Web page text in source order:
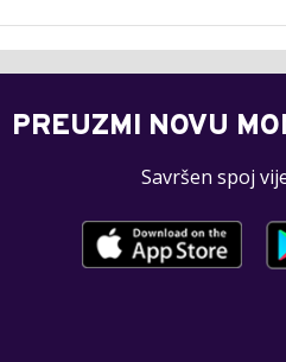
PREUZMI NOVU
Savršen spoj